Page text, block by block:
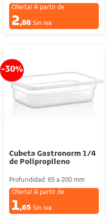
Oferta! A partir de
2,86 Sin iva
-30%
Cubeta Gastronorm 1/4
de Polipropileno
Profundidad: 65 a 200 mm
Oferta! A partir de
1,65 Sin iva